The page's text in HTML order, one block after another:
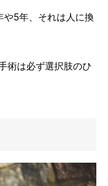
や5年、それは人に換
術は必ず選択肢のひ